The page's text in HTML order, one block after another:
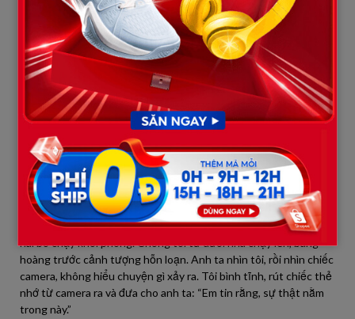
đèn ngủ bên cạnh giường giáng một đòn thật mạnh vào đầu gã
ta. Gã ta ngã gục, bàng hoàng không hiểu chuyện gì xảy ra.
Cùng lúc đó, bà Hạnh nghe tiếng động, vội vàng chạy vào
phòng. Nhìn thấy gã đàn ông ngã trên sàn, bà ta hét lên: “M/ày…
m/ày chưa ngủ sao?”. Tôi lạnh lùng đáp: “Vâng, con chưa ngủ, mẹ
ạ. Con đã xem tất cả những gì mẹ đã làm.” Tôi chỉ tay về phía
chiếc camera giấu kín: “Và cả chiếc camera này cũng vậy. Nó đã
ghi lại toàn bộ sự thật, từ việc mẹ lén cho con uống thu/ố/c ng/
ủ, cho đến việc mẹ dẫn gã đàn ông này vào phòng để vu kh/ố/ng
con.”
Mặt bà Hạnh tái mét, không còn một giọt máu. Bà ta lảo đảo,
như thể không tin vào những gì mình vừa nghe. Gã đàn ông sợ
hãi bỏ chạy khỏi phòng. Chồng tôi từ dưới nhà chạy lên, bàng
hoàng trước cảnh tượng hỗn loạn. Anh ta nhìn tôi, rồi nhìn chiếc
camera, không hiểu chuyện gì xảy ra. Tôi bình tĩnh, rút chiếc thẻ
nhớ từ camera ra và đưa cho anh ta: “Em tin rằng, sự thật nằm
trong này.”